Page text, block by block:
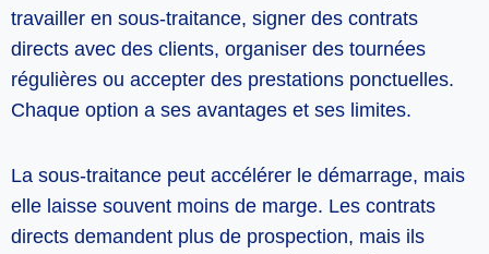
travailler en sous-traitance, signer des contrats
directs avec des clients, organiser des tournées
régulières ou accepter des prestations ponctuelles.
Chaque option a ses avantages et ses limites.
La sous-traitance peut accélérer le démarrage, mais
elle laisse souvent moins de marge. Les contrats
directs demandent plus de prospection, mais ils